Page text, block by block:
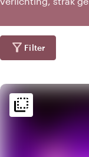
stadspanden en
allemaal midden
muziek, dans en
vergeet.
filter_alt Filter
flip_to_back
flip_to_back